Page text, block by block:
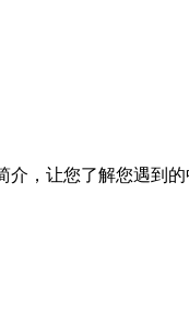
，让您了解您遇到